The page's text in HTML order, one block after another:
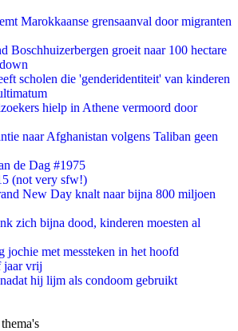
Marokkaanse grensaanval door migranten
Boschhuizerbergen groeit naar 100 hectare
scholen die 'genderidentiteit' van kinderen
hielp in Athene vermoord door
naar Afghanistan volgens Taliban geen
de Dag #1975
(not very sfw!)
New Day knalt naar bijna 800 miljoen
zich bijna dood, kinderen moesten al
jochie met messteken in het hoofd
jaar vrij
hij lijm als condoom gebruikt